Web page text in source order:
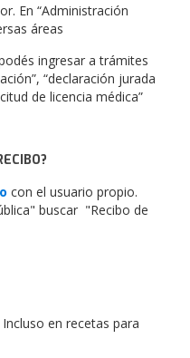
En “Administración
áreas
ingresar a trámites
“declaración jurada
de licencia médica”
con el usuario propio.
buscar "Recibo de
en recetas para